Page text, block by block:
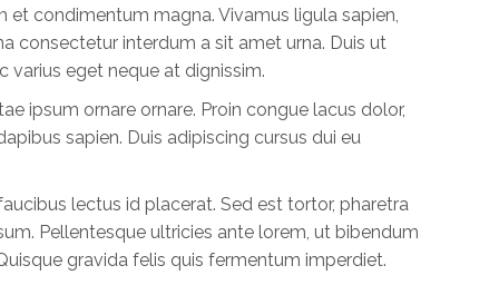
condimentum magna. Vivamus ligula sapien,
consectetur interdum a sit amet urna. Duis ut
varius eget neque at dignissim.
ipsum ornare ornare. Proin congue lacus dolor,
sapien. Duis adipiscing cursus dui eu
lectus id placerat. Sed est tortor, pharetra
Pellentesque ultricies ante lorem, ut bibendum
gravida felis quis fermentum imperdiet.